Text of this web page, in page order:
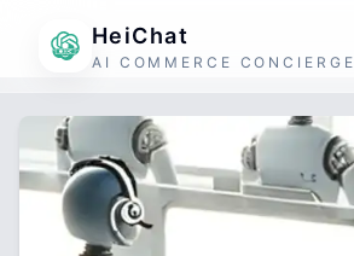
HeiChat
AI COMMERCE CONCIERGE